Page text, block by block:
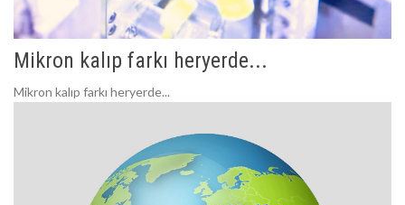
Mikron kalıp farkı heryerde...
Mikron kalıp farkı heryerde...